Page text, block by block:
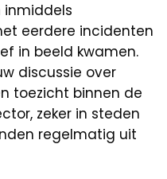
inmiddels
eerdere incidenten
in beeld kwamen.
discussie over
toezicht binnen de
zeker in steden
regelmatig uit